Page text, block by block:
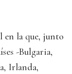
en la que, junto
-Bulgaria,
Irlanda,